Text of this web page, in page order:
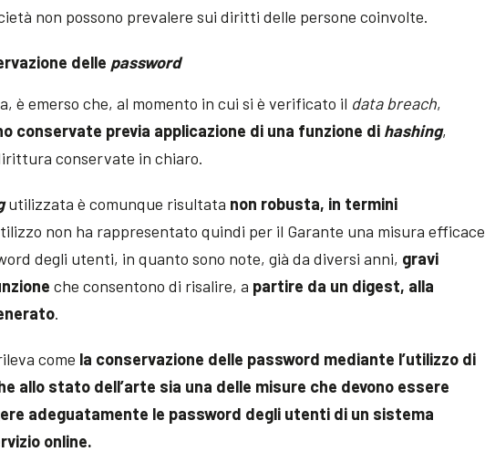
non possono prevalere sui diritti delle persone coinvolte.
delle password
è emerso che, al momento in cui si è verificato il data breach,
conservate previa applicazione di una funzione di hashing,
conservate in chiaro.
utilizzata è comunque risultata non robusta, in termini
non ha rappresentato quindi per il Garante una misura efficace
degli utenti, in quanto sono note, già da diversi anni, gravi
che consentono di risalire, a partire da un digest, alla
.
come la conservazione delle password mediante l’utilizzo di
allo stato dell’arte sia una delle misure che devono essere
adeguatamente le password degli utenti di un sistema
online.